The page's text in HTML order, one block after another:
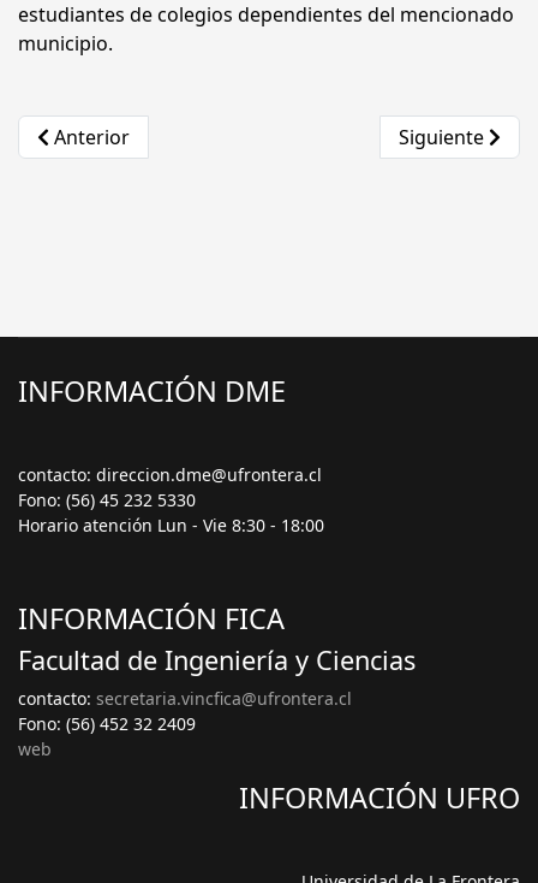
estudiantes de colegios dependientes del mencionado
municipio.
Artículo anterior: UFRO reunió a comunidad científica
Anterior Artículo
Siguiente
INFORMACIÓN DME
contacto: direccion.dme@ufrontera.cl
Fono: (56) 45 232 5330
Horario atención Lun - Vie 8:30 - 18:00
INFORMACIÓN FICA
Facultad de Ingeniería y Ciencias
contacto: secretaria.vincfica@ufrontera.cl
Fono: (56) 452 32 2409
web
INFORMACIÓN UFRO